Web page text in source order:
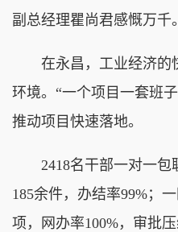
副总经理瞿尚君感慨万千。
在永昌，工业经济的
环境。“一个项目一套班
推动项目快速落地。
2418名干部一对一包
185余件，办结率99%；
项，网办率100%，审批